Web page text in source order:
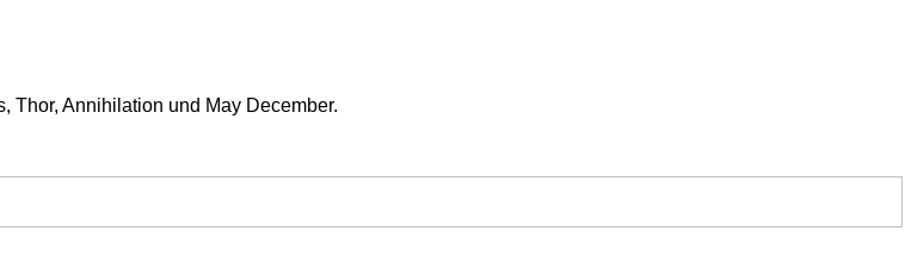
Thor, Annihilation und May December.